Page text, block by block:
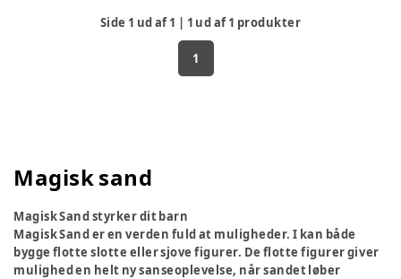
Side 1 ud af1 | 1 ud af1 produkter
1
Magisk sand
Magisk Sand styrker dit barn
Magisk Sand er en verden fuld at muligheder. I kan både
bygge flotte slotte eller sjove figurer. De flotte figurer giver
mulighed en helt ny sanseoplevelse, når sandet løber